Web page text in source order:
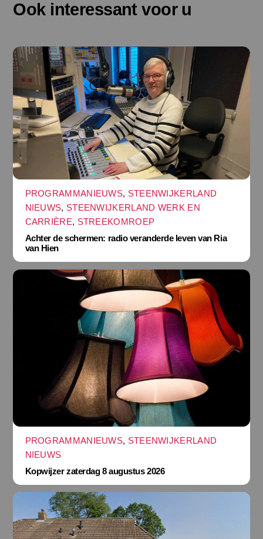
Ook interessant voor u
PROGRAMMANIEUWS, STEENWIJKERLAND
NIEUWS, STEENWIJKERLAND WERK EN
CARRIÈRE, STREEKOMROEP
Achter de schermen: radio veranderde leven van Ria
van Hien
PROGRAMMANIEUWS, STEENWIJKERLAND
NIEUWS
Kopwijzer zaterdag 8 augustus 2026